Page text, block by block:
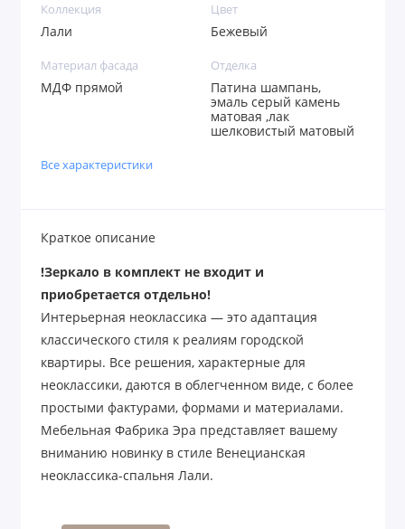
Коллекция
Лали
Цвет
Бежевый
Материал фасада
МДФ прямой
Отделка
Патина шампань,
эмаль серый камень
матовая ,лак
шелковистый матовый
Все характеристики
Краткое описание
!Зеркало в комплект не входит и
приобретается отдельно!
Интерьерная неоклассика — это адаптация
классического стиля к реалиям городской
квартиры. Все решения, характерные для
неоклассики, даются в облегченном виде, с более
простыми фактурами, формами и материалами.
Мебельная Фабрика Эра представляет вашему
вниманию новинку в стиле Венецианская
неоклассика-спальня Лали.